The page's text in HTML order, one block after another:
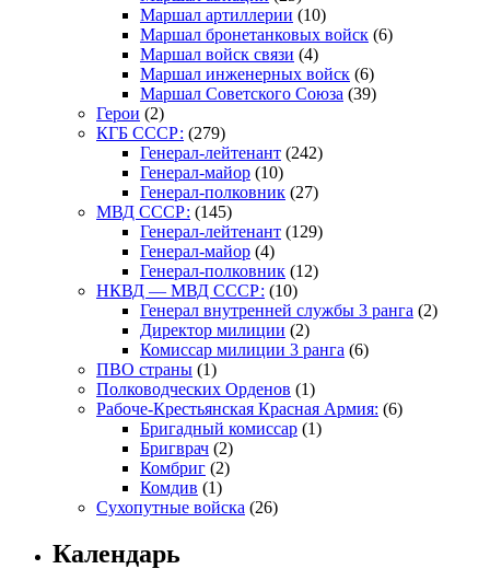
Маршал артиллерии (10)
Маршал бронетанковых войск (6)
Маршал войск связи (4)
Маршал инженерных войск (6)
Маршал Советского Союза (39)
Герои (2)
КГБ СССР: (279)
Генерал-лейтенант (242)
Генерал-майор (10)
Генерал-полковник (27)
МВД СССР: (145)
Генерал-лейтенант (129)
Генерал-майор (4)
Генерал-полковник (12)
НКВД — МВД СССР: (10)
Генерал внутренней службы 3 ранга (2)
Директор милиции (2)
Комиссар милиции 3 ранга (6)
ПВО страны (1)
Полководческих Орденов (1)
Рабоче-Крестьянская Красная Армия: (6)
Бригадный комиссар (1)
Бригврач (2)
Комбриг (2)
Комдив (1)
Сухопутные войска (26)
Календарь